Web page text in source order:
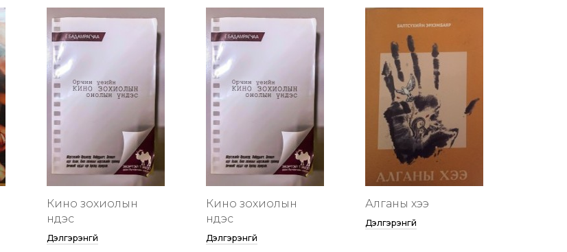
Кино зохиолын
үндэс
Дэлгэрэнгүй
Кино зохиолын
үндэс
Дэлгэрэнгүй
Алганы хээ
Дэлгэрэнгүй